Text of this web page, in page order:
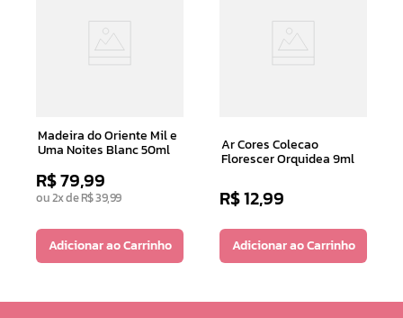
Madeira do Oriente Mil e
Uma Noites Blanc 50ml
R$79,99
ou2x deR$39,99
Adicionar ao Carrinho
Ar Cores Colecao
Florescer Orquidea 9ml
R$12,99
Adicionar ao Carrinho